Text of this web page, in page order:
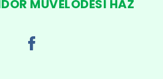
MŰVELŐDÉSI HÁZ